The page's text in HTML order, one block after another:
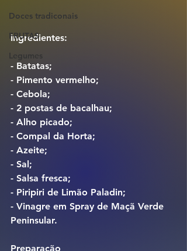
Doces tradiconais
FRUTAS
Legumes
Ingredientes:
- Batatas;
- Pimento vermelho;
- Cebola;
- 2 postas de bacalhau;
- Alho picado;
- Compal da Horta;
- Azeite;
- Sal;
- Salsa fresca;
- Piripiri de Limão Paladin;
- Vinagre em Spray de Maçã Verde
Peninsular.
Preparação